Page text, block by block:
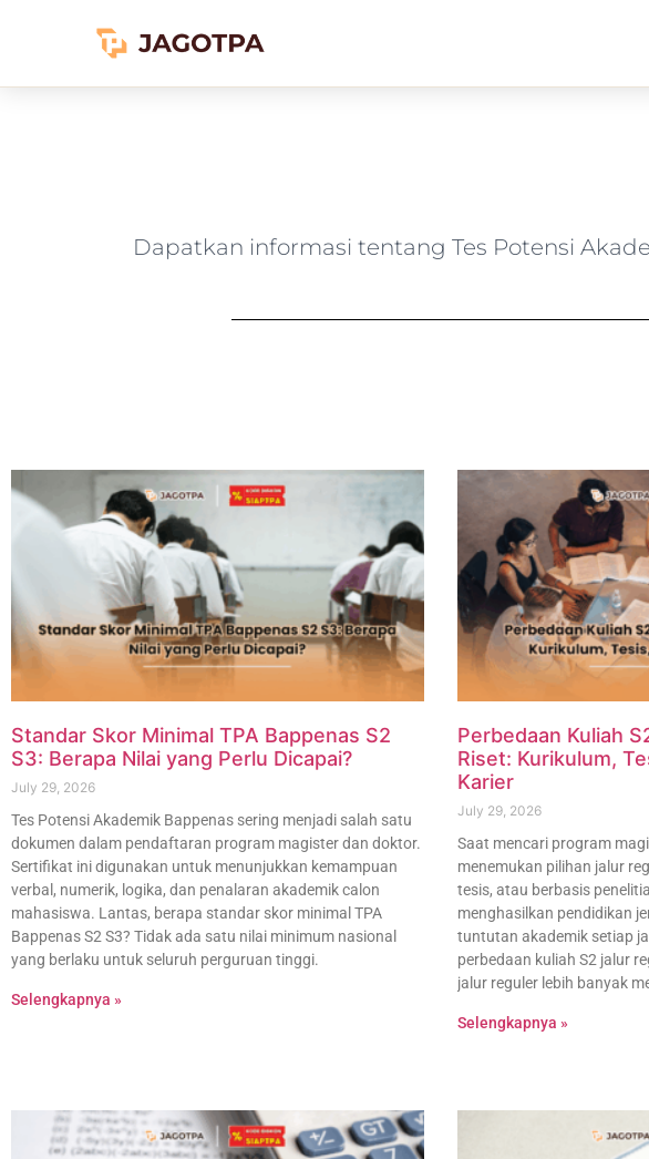
Dapatkan informasi tentang Tes Potensi
Standar Skor Minimal TPA Bappenas S2
S3: Berapa Nilai yang Perlu Dicapai?
July 29, 2026
Tes Potensi Akademik Bappenas sering menjadi salah satu
dokumen dalam pendaftaran program magister dan doktor.
Sertifikat ini digunakan untuk menunjukkan kemampuan
verbal, numerik, logika, dan penalaran akademik calon
mahasiswa. Lantas, berapa standar skor minimal TPA
Bappenas S2 S3? Tidak ada satu nilai minimum nasional
yang berlaku untuk seluruh perguruan tinggi.
Selengkapnya »
Perbedaan Kuliah
Riset: Kurikulum,
Karier
July 29, 2026
Saat mencari program
menemukan pilihan jalur
tesis, atau berbasis
menghasilkan pendidikan
tuntutan akademik setiap
perbedaan kuliah S2 jalur
jalur reguler lebih banyak
Selengkapnya »